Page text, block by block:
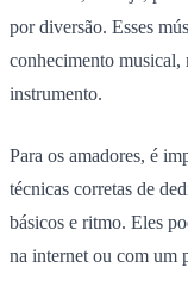
por diversão. Esses
conhecimento musical,
instrumento.
Para os amadores, é
técnicas corretas de
básicos e ritmo. Eles
na internet ou com um